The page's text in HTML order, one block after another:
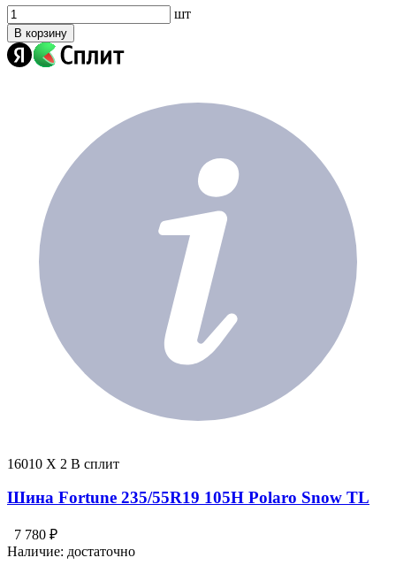
шт
В корзину
16010 X 2 В сплит
Шина Fortune 235/55R19 105H Polaro Snow TL
7 780 ₽
Наличие: достаточно